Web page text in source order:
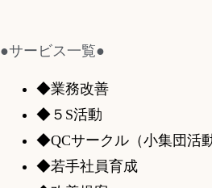
●サービス一覧●
◆業務改善
◆５S活動
◆QCサークル（小集団活動
◆若手社員育成